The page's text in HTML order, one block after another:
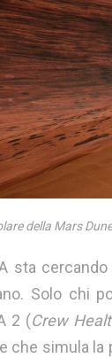
della Mars
sta
Solo chi
2 (Crew
che simula la